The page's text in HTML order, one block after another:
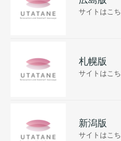
サイトはこ
札幌版
サイトはこ
新潟版
サイトはこ